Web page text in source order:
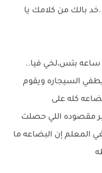
بالك من كلامك يا
بتس،لخي فيا..
السيجاره ويقوم
كله على
مقصوده اللي حصلت
المعلم إن البضاعه ما